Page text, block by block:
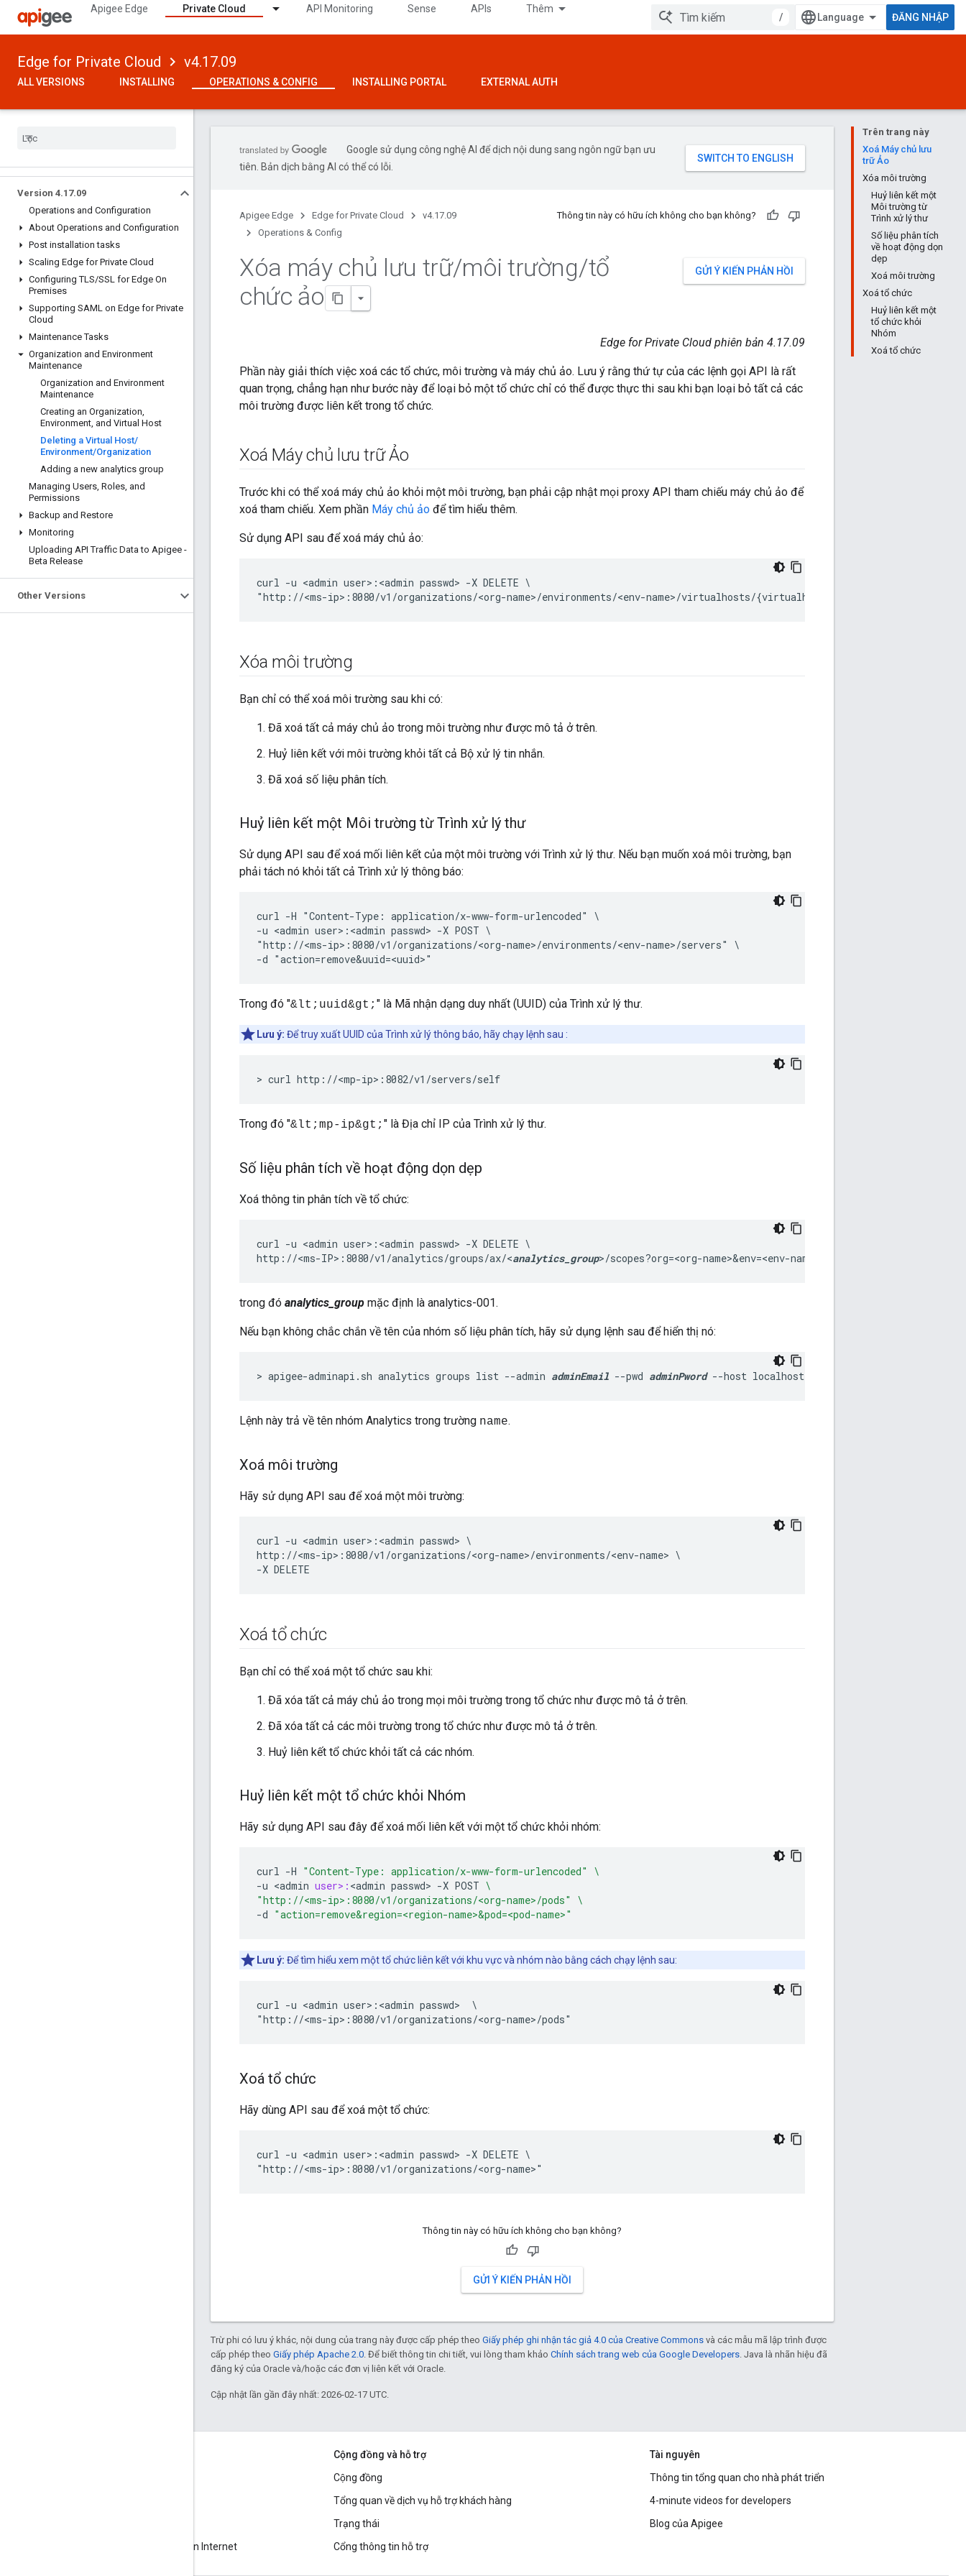
Apigee Edge Private Cloud API Monitoring Sense APIs Thêm
/ ĐĂNG NHẬP
Edge for Private Cloud v4.17.09
ALL VERSIONS INSTALLING OPERATIONS & CONFIG INSTALLING PORTAL EXTERNAL AUTH
Version 4.17.09
Operations and Configuration
About Operations and Configuration
Post installation tasks
Scaling Edge for Private Cloud
Configuring TLS/SSL for Edge On
Premises
Supporting SAML on Edge for Private
Cloud
Maintenance Tasks
Organization and Environment
Maintenance
Organization and Environment
Maintenance
Creating an Organization,
Environment, and Virtual Host
Deleting a Virtual Host/
Environment/Organization
Adding a new analytics group
Managing Users, Roles, and
Permissions
Backup and Restore
Monitoring
Uploading API Traffic Data to Apigee -
Beta Release
Other Versions
Trên trang này
Xoá Máy chủ lưu
trữ Ảo
Xóa môi trường
Huỷ liên kết một
Môi trường từ
Trình xử lý thư
Số liệu phân tích
về hoạt động dọn
dẹp
Xoá môi trường
Xoá tổ chức
Huỷ liên kết một
tổ chức khỏi
Nhóm
Xoá tổ chức
Google sử dụng công nghệ AI để dịch nội dung sang ngôn ngữ bạn ưu
tiên. Bản dịch bằng AI có thể có lỗi.
Apigee Edge Edge for Private Cloud
v4.17.09
Operations & Config
Thông tin này có hữu ích không cho bạn không?
GỬI Ý KIẾN PHẢN HỒI
Xóa máy chủ lưu trữ/môi trường/tổ
chức ảo
Edge for Private Cloud phiên bản 4.17.09
Phần này giải thích việc xoá các tổ chức, môi trường và máy chủ ảo. Lưu ý rằng thứ tự của các lệnh gọi API là rất
quan trọng, chẳng hạn như bước này để loại bỏ một tổ chức chỉ có thể được thực thi sau khi bạn loại bỏ tất cả các
môi trường được liên kết trong tổ chức.
Xoá Máy chủ lưu trữ Ảo
Trước khi có thể xoá máy chủ ảo khỏi một môi trường, bạn phải cập nhật mọi proxy API tham chiếu máy chủ ảo để
xoá tham chiếu. Xem phần Máy chủ ảo để tìm hiểu thêm.
Sử dụng API sau để xoá máy chủ ảo:
curl -u <admin user>:<admin passwd> -X DELETE \
"http://<ms-ip>:8080/v1/organizations/<org-name>/environments/<env-name>/virtualhosts/{virtualhost_name}"
Xóa môi trường
Bạn chỉ có thể xoá môi trường sau khi có:
Đã xoá tất cả máy chủ ảo trong môi trường như được mô tả ở trên.
Huỷ liên kết với môi trường khỏi tất cả Bộ xử lý tin nhắn.
Đã xoá số liệu phân tích.
Huỷ liên kết một Môi trường từ Trình xử lý thư
Sử dụng API sau để xoá mối liên kết của một môi trường với Trình xử lý thư. Nếu bạn muốn xoá môi trường, bạn
phải tách nó khỏi tất cả Trình xử lý thông báo:
curl -H "Content-Type: application/x-www-form-urlencoded" \
-u <admin user>:<admin passwd> -X POST \
"http://<ms-ip>:8080/v1/organizations/<org-name>/environments/<env-name>/servers" \
-d "action=remove&uuid=<uuid>"
Trong đó "&lt;uuid&gt; " là Mã nhận dạng duy nhất (UUID) của Trình xử lý thư.
Lưu ý: Để truy xuất UUID của Trình xử lý thông báo, hãy chạy lệnh sau :
> curl http://<mp-ip>:8082/v1/servers/self
Trong đó "&lt;mp-ip&gt; " là Địa chỉ IP của Trình xử lý thư.
Số liệu phân tích về hoạt động dọn dẹp
Xoá thông tin phân tích về tổ chức:
curl -u <admin user>:<admin passwd> -X DELETE \
http://<ms-IP>:8080/v1/analytics/groups/ax/<analytics_group>/scopes?org=<org-name>&env=<env-name>
trong đó analytics_group mặc định là analytics-001.
Nếu bạn không chắc chắn về tên của nhóm số liệu phân tích, hãy sử dụng lệnh sau để hiển thị nó:
> apigee-adminapi.sh analytics groups list --admin adminEmail --pwd adminPword --host localhost
Lệnh này trả về tên nhóm Analytics trong trường name.
Xoá môi trường
Hãy sử dụng API sau để xoá một môi trường:
curl -u <admin user>:<admin passwd> \
http://<ms-ip>:8080/v1/organizations/<org-name>/environments/<env-name> \
-X DELETE
Xoá tổ chức
Bạn chỉ có thể xoá một tổ chức sau khi:
Đã xóa tất cả máy chủ ảo trong mọi môi trường trong tổ chức như được mô tả ở trên.
Đã xóa tất cả các môi trường trong tổ chức như được mô tả ở trên.
Huỷ liên kết tổ chức khỏi tất cả các nhóm.
Huỷ liên kết một tổ chức khỏi Nhóm
Hãy sử dụng API sau đây để xoá mối liên kết với một tổ chức khỏi nhóm:
curl -H "Content-Type: application/x-www-form-urlencoded"
\
-u <admin user>: <admin passwd> -X POST \
"http://<ms-ip>:8080/v1/organizations/<org-name>/pods"
\
-d "action=remove&region=<region-name>&pod=<pod-name>"
Lưu ý: Để tìm hiểu xem một tổ chức liên kết với khu vực và nhóm nào bằng cách chạy lệnh sau:
curl -u <admin user>:<admin passwd>  \
"http://<ms-ip>:8080/v1/organizations/<org-name>/pods"
Xoá tổ chức
Hãy dùng API sau để xoá một tổ chức:
curl -u <admin user>:<admin passwd> -X DELETE \
"http://<ms-ip>:8080/v1/organizations/<org-name>"
Thông tin này có hữu ích không cho bạn không?
GỬI Ý KIẾN PHẢN HỒI
Trừ phi có lưu ý khác, nội dung của trang này được cấp phép theo Giấy phép ghi nhận tác giả 4.0 của Creative Commons và các mẫu mã lập trình được
cấp phép theo Giấy phép Apache 2.0. Để biết thông tin chi tiết, vui lòng tham khảo Chính sách trang web của Google Developers. Java là nhãn hiệu đã
đăng ký của Oracle và/hoặc các đơn vị liên kết với Oracle.
Cập nhật lần gần đây nhất: 2026-02-17 UTC.
Sách điện tử và truyền hình trực tiếp trên Internet
Cộng đồng và hỗ trợ
Cộng đồng
Tổng quan về dịch vụ hỗ trợ khách hàng
Trạng thái
Cổng thông tin hỗ trợ
Tài nguyên
Thông tin tổng quan cho nhà phát triển
4-minute videos for developers
Blog của Apigee